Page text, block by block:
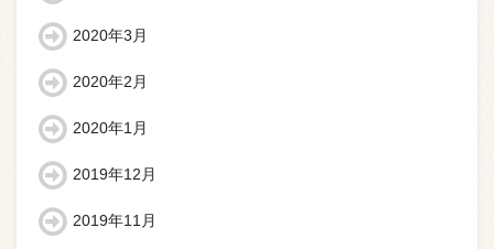
2020年3月
2020年2月
2020年1月
2019年12月
2019年11月